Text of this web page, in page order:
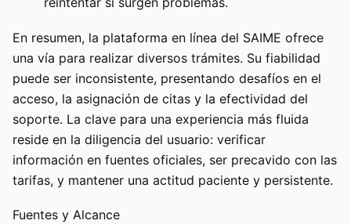
En resumen, la plataforma en línea del SAIME ofrece
una vía para realizar diversos trámites. Su fiabilidad
puede ser inconsistente, presentando desafíos en el
acceso, la asignación de citas y la efectividad del
soporte. La clave para una experiencia más fluida
reside en la diligencia del usuario: verificar
información en fuentes oficiales, ser precavido con las
tarifas, y mantener una actitud paciente y persistente.
Fuentes y Alcance